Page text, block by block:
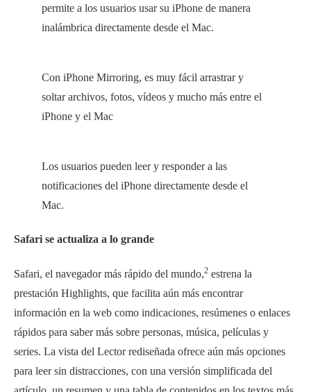
permite a los usuarios usar su iPhone de manera
inalámbrica directamente desde el Mac.
Con iPhone Mirroring, es muy fácil arrastrar y
soltar archivos, fotos, vídeos y mucho más entre el
iPhone y el Mac
Los usuarios pueden leer y responder a las
notificaciones del iPhone directamente desde el
Mac.
Safari se actualiza a lo grande
Safari, el navegador más rápido del mundo,2 estrena la
prestación Highlights, que facilita aún más encontrar
información en la web como indicaciones, resúmenes o enlaces
rápidos para saber más sobre personas, música, películas y
series. La vista del Lector rediseñada ofrece aún más opciones
para leer sin distracciones, con una versión simplificada del